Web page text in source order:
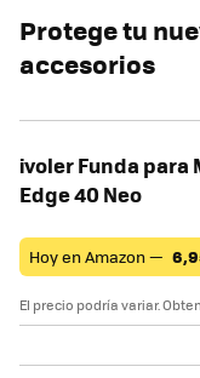
Protege tu
accesorios
ivoler Funda para
Edge 40 Neo
Hoy en Amazon —
El precio podría variar.